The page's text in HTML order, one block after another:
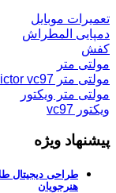
تعمیرات موبایل
دمپایی المطراش
کفش
مولتی متر
مولتی متر victor vc97
مولتی متر ویکتور
ویکتور vc97
پیشنهاد ویژه
طراحی دیجیتال
هنرجویان